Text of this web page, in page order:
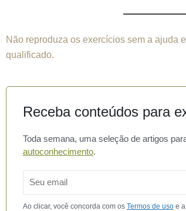
Não reproduza os exercícios sem a ajuda
qualificado.
Receba conteúdos para
Toda semana, uma seleção de artigos
autoconhecimento.
Email
Ao clicar, você concorda com os Termos de uso e a